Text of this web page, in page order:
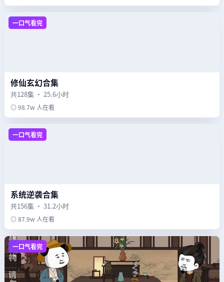
一口气看完
修仙玄幻合集
共128集 · 25.6小时
◎ 98.7w 人在看
一口气看完
系统逆袭合集
共156集 · 31.2小时
◎ 87.9w 人在看
一口气看完